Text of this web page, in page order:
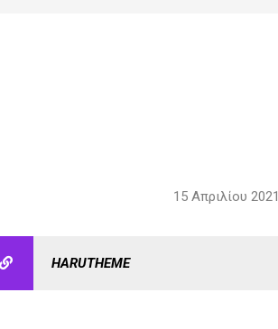
15 Απριλίου 2021
HARUTHEME